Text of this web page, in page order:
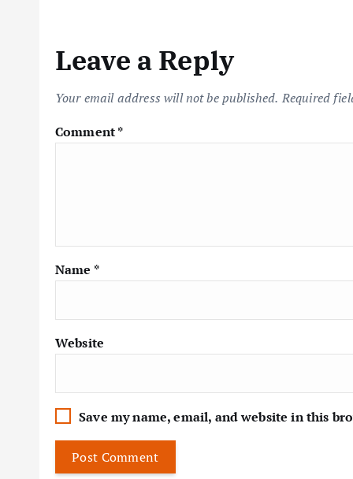
Leave a Reply
Your email address will not be published. Required
Comment*
Name *
Website
Save my name, email, and website in this